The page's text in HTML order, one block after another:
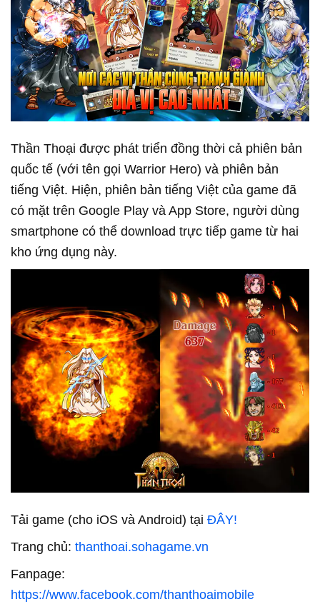
Thần Thoại được phát triển đồng thời cả phiên bản
quốc tế (với tên gọi Warrior Hero) và phiên bản
tiếng Việt. Hiện, phiên bản tiếng Việt của game đã
có mặt trên Google Play và App Store, người dùng
smartphone có thể download trực tiếp game từ hai
kho ứng dụng này.
Tải game (cho iOS và Android) tại ĐÂY!
Trang chủ: thanthoai.sohagame.vn
Fanpage:
https://www.facebook.com/thanthoaimobile